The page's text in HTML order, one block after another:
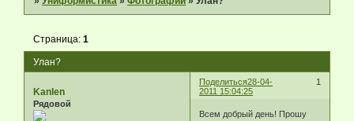
Улан?
Страница:1
Поделиться 1
28-04-
2011 15:04:25
Kanlen
Рядовой
Всем добрый день! Прошу